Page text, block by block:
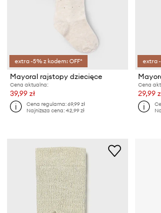
extra -5% z kodem: OFF*
Mayoral rajstopy dziecięce
Cena aktualna:
39,99 zł
Cena regularna:69,99 zł
Najniższa cena:42,99 zł
extra
Cena
29,99